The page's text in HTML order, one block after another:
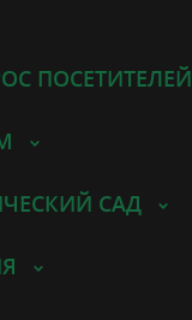
ПОСЕТИТЕЛЕЙ
САД